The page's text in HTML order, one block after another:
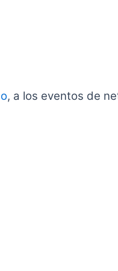
, a los eventos de